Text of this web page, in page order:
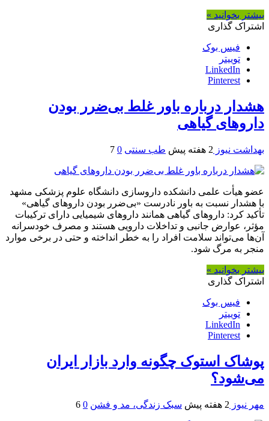
بیشتر بخوانید »
اشتراک گذاری
فیس بوک
توییتر
LinkedIn
Pinterest
هشدار درباره باور غلط بی‌ضرر بودن
داروهای گیاهی
بهداشت نیوز 2 هفته پیش طب سنتی 0
7
عضو هیأت علمی دانشکده داروسازی دانشگاه علوم پزشکی مشهد
با هشدار نسبت به باور نادرست «بی‌ضرر بودن داروهای گیاهی»
تأکید کرد: داروهای گیاهی همانند داروهای شیمیایی دارای ترکیبات
مؤثر، عوارض جانبی و تداخلات دارویی هستند و مصرف خودسرانه
آن‌ها می‌تواند سلامت افراد را به خطر انداخته و حتی در برخی موارد
منجر به مرگ شود.
بیشتر بخوانید »
اشتراک گذاری
فیس بوک
توییتر
LinkedIn
Pinterest
پوشاک استوک چگونه وارد بازار ایران
می‌شود؟
مهر نیوز 2 هفته پیش سبک زندگی، مد و فشن 0
6